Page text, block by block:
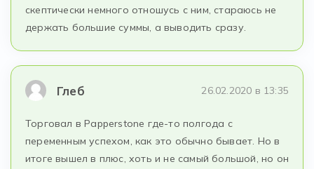
скептически немного отношусь с ним, стараюсь не
держать большие суммы, а выводить сразу.
Глеб 26.02.2020 в 13:35
Торговал в Papperstone где-то полгода с
переменным успехом, как это обычно бывает. Но в
итоге вышел в плюс, хоть и не самый большой, но он